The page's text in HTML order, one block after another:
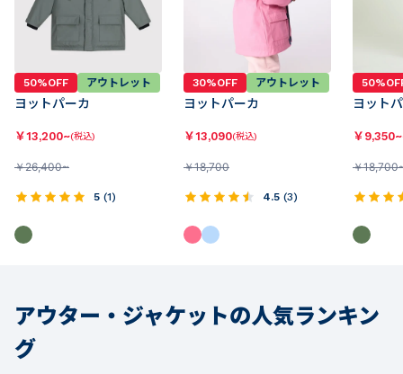
50%OFF アウトレット
ヨットパーカ
￥13,200~(税込)
￥26,400~
5 (1)
30%OFF アウトレット
ヨットパーカ
￥13,090(税込)
￥18,700
4.5 (3)
ヨット
￥ 9,350~
￥
アウター・ジャケットの人気ランキン
グ